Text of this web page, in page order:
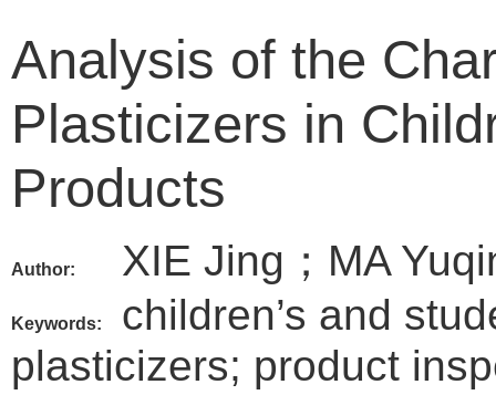
Analysis of the
Plasticizers in
Products
Author: XIE Jing；MA
Keywords:
children’s and
plasticizers; product